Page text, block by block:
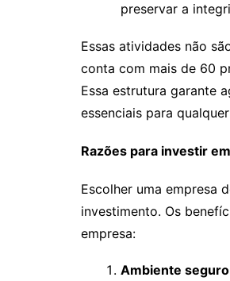
preservar a
Essas atividades não
conta com mais de 60
Essa estrutura garante
essenciais para
Razões para investir
Escolher uma empresa
investimento. Os
empresa:
Ambiente